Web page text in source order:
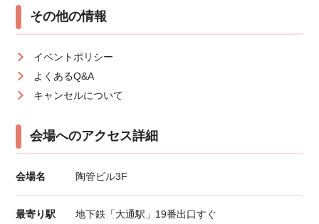
その他の情報
イベントポリシー
よくあるQ&A
キャンセルについて
会場へのアクセス詳細
会場名 陶管ビル3F
最寄り駅 地下鉄「大通駅」19番出口すぐ